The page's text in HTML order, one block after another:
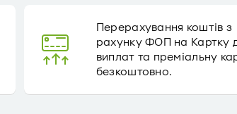
Перерахування коштів з
рахунку ФОП на Картку
виплат та преміальну
безкоштовно.